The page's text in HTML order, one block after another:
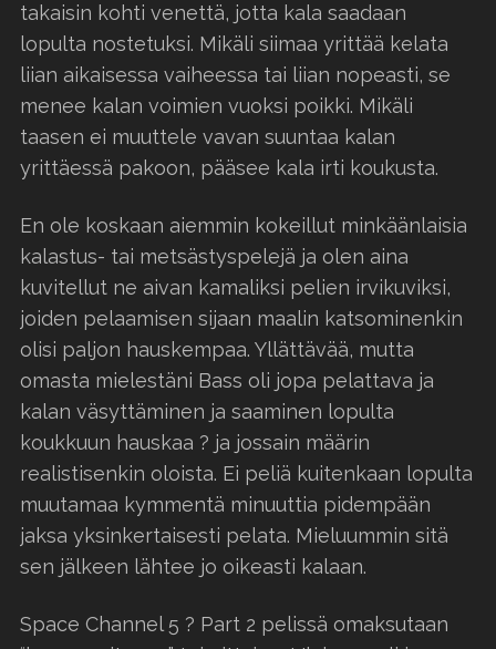
takaisin kohti venettä, jotta kala saadaan
lopulta nostetuksi. Mikäli siimaa yrittää kelata
liian aikaisessa vaiheessa tai liian nopeasti, se
menee kalan voimien vuoksi poikki. Mikäli
taasen ei muuttele vavan suuntaa kalan
yrittäessä pakoon, pääsee kala irti koukusta.
En ole koskaan aiemmin kokeillut minkäänlaisia
kalastus- tai metsästyspelejä ja olen aina
kuvitellut ne aivan kamaliksi pelien irvikuviksi,
joiden pelaamisen sijaan maalin katsominenkin
olisi paljon hauskempaa. Yllättävää, mutta
omasta mielestäni Bass oli jopa pelattava ja
kalan väsyttäminen ja saaminen lopulta
koukkuun hauskaa ? ja jossain määrin
realistisenkin oloista. Ei peliä kuitenkaan lopulta
muutamaa kymmentä minuuttia pidempään
jaksa yksinkertaisesti pelata. Mieluummin sitä
sen jälkeen lähtee jo oikeasti kalaan.
Space Channel 5 ? Part 2 pelissä omaksutaan